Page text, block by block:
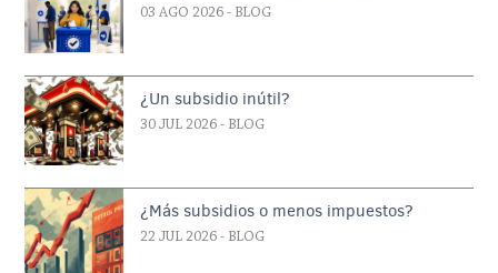
03 AGO 2026 - BLOG
¿Un subsidio inútil?
30 JUL 2026 - BLOG
¿Más subsidios o menos impuestos?
22 JUL 2026 - BLOG